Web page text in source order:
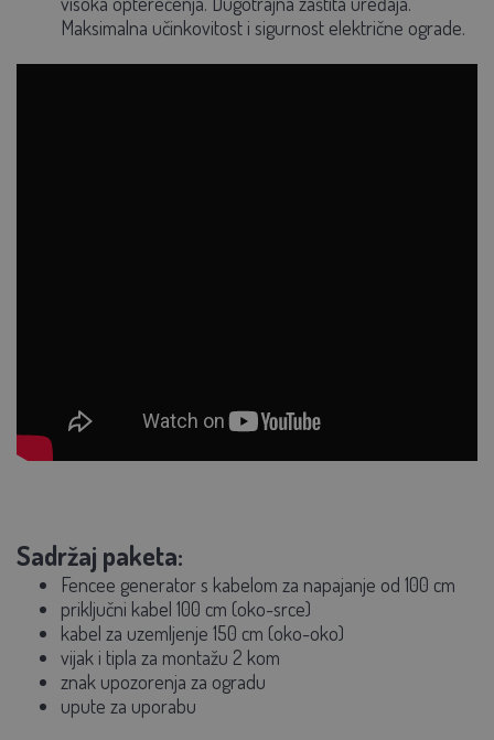
Maksimalna učinkovitost i sigurnost električne ograde.
Sadržaj paketa:
Fencee generator s kabelom za napajanje od 100 cm
priključni kabel 100 cm (oko-srce)
kabel za uzemljenje 150 cm (oko-oko)
vijak i tipla za montažu 2 kom
znak upozorenja za ogradu
upute za uporabu